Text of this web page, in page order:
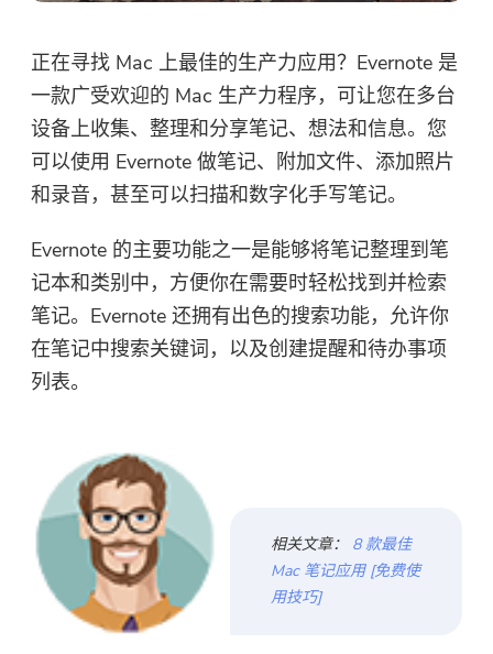
正在寻找 Mac 上最佳的生产力应用？Evernote 是
一款广受欢迎的 Mac 生产力程序，可让您在多台
设备上收集、整理和分享笔记、想法和信息。您
可以使用 Evernote 做笔记、附加文件、添加照片
和录音，甚至可以扫描和数字化手写笔记。
Evernote 的主要功能之一是能够将笔记整理到笔
记本和类别中，方便你在需要时轻松找到并检索
笔记。Evernote 还拥有出色的搜索功能，允许你
在笔记中搜索关键词，以及创建提醒和待办事项
列表。
相关文章： 8 款最佳
Mac 笔记应用 [免费使
用技巧]